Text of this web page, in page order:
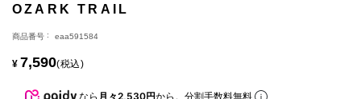
OZARK TRAIL
商品番号 eaa591584
¥ 7,590 税込
なら 月々2,530円から。分割手数料無料